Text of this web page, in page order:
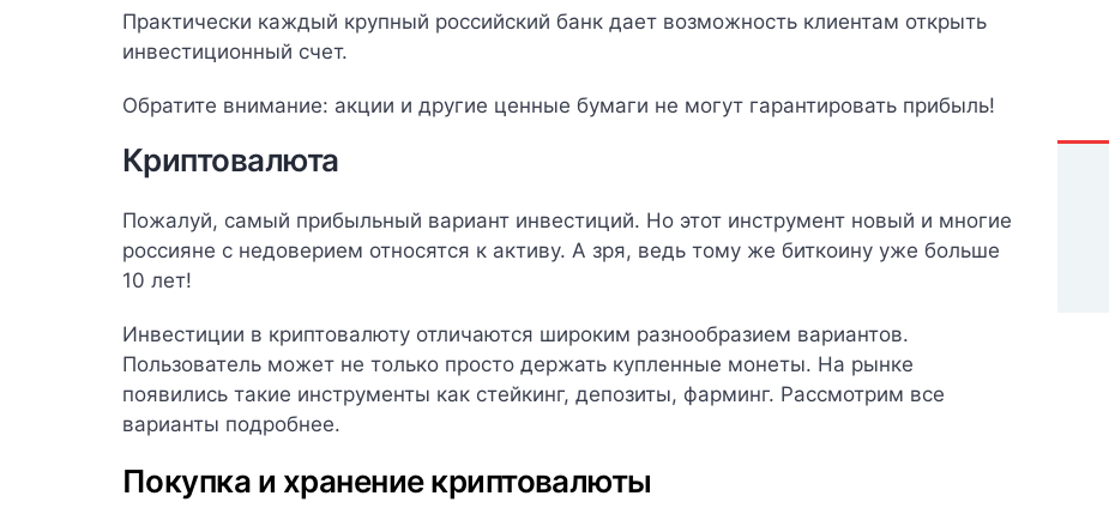
Практически каждый крупный российский банк дает возможность клиентам открыть
инвестиционный счет.
Обратите внимание: акции и другие ценные бумаги не могут гарантировать прибыль!
Криптовалюта
Пожалуй, самый прибыльный вариант инвестиций. Но этот инструмент новый и многие
россияне с недоверием относятся к активу. А зря, ведь тому же биткоину уже больше
10 лет!
Инвестиции в криптовалюту отличаются широким разнообразием вариантов.
Пользователь может не только просто держать купленные монеты. На рынке
появились такие инструменты как стейкинг, депозиты, фарминг. Рассмотрим все
варианты подробнее.
Покупка и хранение криптовалюты